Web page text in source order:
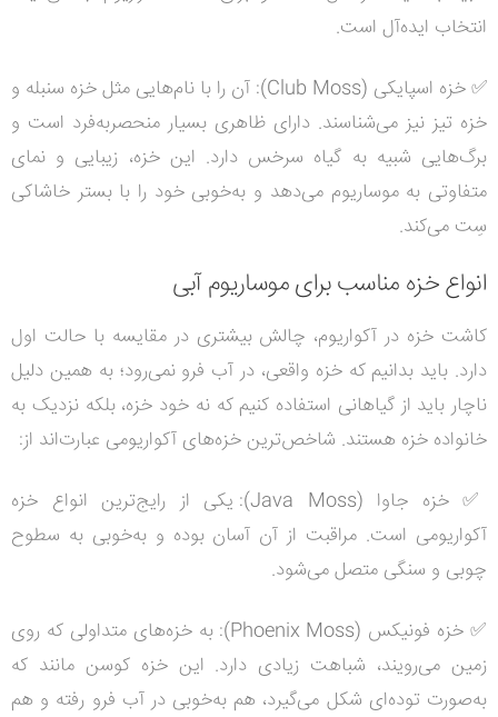
انتخاب ایده‌آل است.
✅خزه اسپایکی (Club Moss
): آن را با نام‌هایی مثل خزه سنبله و
خزه تیز نیز می‌شناسند. دارای ظاهری بسیار منحصربه‌فرد است و
برگ‌هایی شبیه به گیاه سرخس دارد. این خزه، زیبایی و نمای
متفاوتی به موساریوم می‌دهد و به‌خوبی خود را با بستر خاشاکی
سِت می‌کند.
انواع خزه مناسب برای موساریوم آبی
کاشت خزه در آکواریوم، چالش بیشتری در مقایسه با حالت اول
دارد. باید بدانیم که خزه واقعی، در آب فرو نمی‌رود؛ به همین دلیل
ناچار باید از گیاهانی استفاده کنیم که نه خود خزه، بلکه نزدیک به
خانواده خزه هستند. شاخص‌ترین خزه‌های آکواریومی عبارت‌اند از:
✅خزه جاوا (Java Moss
): یکی از رایج‌ترین انواع خزه
آکواریومی است. مراقبت از آن آسان بوده و به‌خوبی به سطوح
چوبی و سنگی متصل می‌شود.
✅ خزه فونیکس (Phoenix Moss
): به خزه‌های متداولی که روی
زمین می‌رویند، شباهت زیادی دارد. این خزه کوسن مانند که
به‌صورت توده‌ای شکل می‌گیرد، هم به‌خوبی در آب فرو رفته و هم